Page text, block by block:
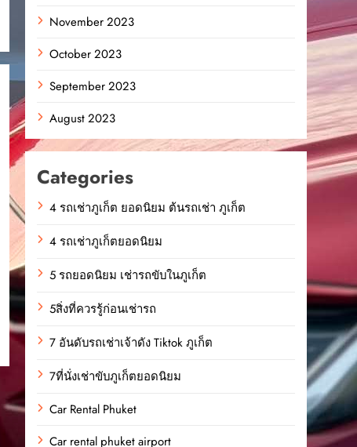
November 2023
October 2023
September 2023
August 2023
Categories
4 รถเช่าภูเก็ต ยอดนิยม ต้นรถเช่า ภูเก็ต
4 รถเช่าภูเก็ตยอดนิยม
5 รถยอดนิยม เช่ารถขับในภูเก็ต
5สิ่งที่ควรรู้ก่อนเช่ารถ
7 อันดับรถเช่าเจ้าดัง Tiktok ภูเก็ต
7ที่นั่งเช่าขับภูเก็ตยอดนิยม
Car Rental Phuket
Car rental phuket airport